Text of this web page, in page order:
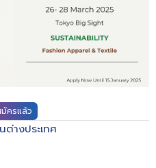
ครแล้ว
างประเทศ